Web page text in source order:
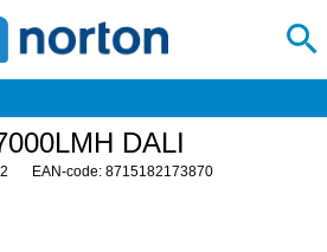
DALI
EAN-code: 8715182173870